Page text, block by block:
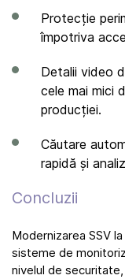
Protecție
împotriva
Detalii video
cele mai mici
producției.
Căutare
rapidă și
Concluzii
Modernizarea SSV
sisteme de
nivelul de